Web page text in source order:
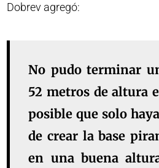
Dobrev agregó:
No pudo terminar
52 metros de altura
posible que solo
de crear la base
en una buena